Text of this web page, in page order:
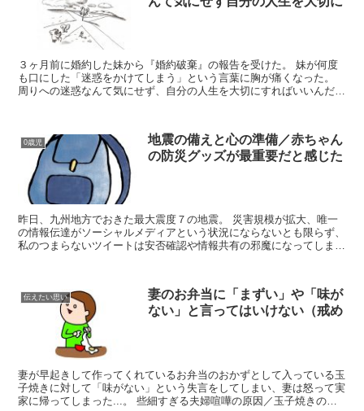
３ヶ月前に婚約した妹から『婚約破棄』の報告を受けた。 妹が何度
も口にした「迷惑をかけてしまう」という言葉に胸が痛くなった。
周りへの迷惑なんて気にせず、自分の人生を大切にすればいいんだ
0歳児
地震の備えと心の準備／赤ちゃん
の防災グッズが最重要だと感じた
昨日、九州地方でおきた最大震度７の地震。 災害規模が拡大、唯一
の情報伝達がソーシャルメディアという状況にならないとも限らず、
私のつまらないツイートは安否確認や情報共有の邪魔になってしまう
伝えたい思い
妻のお弁当に「まずい」や「味が
ない」と言ってはいけない（戒め
妻が早起きして作ってくれているお弁当のおかずとして入っている玉
子焼きに対して「味がない」という失言をしてしまい、妻は怒って実
家に帰ってしまった...。 些細すぎる夫婦喧嘩の原因／玉子焼きの味